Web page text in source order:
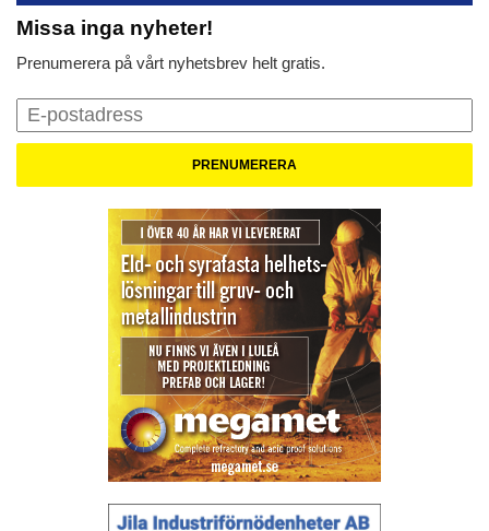
Missa inga nyheter!
Prenumerera på vårt nyhetsbrev helt gratis.